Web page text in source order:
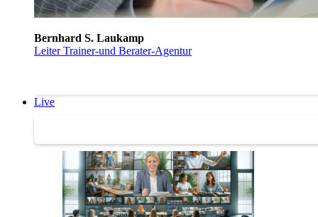
Bernhard S. Laukamp
Leiter Trainer-und Berater-Agentur
Live